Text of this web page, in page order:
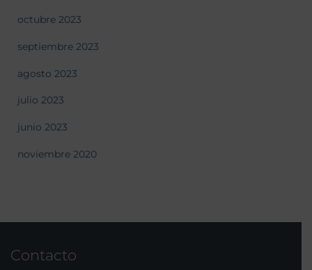
octubre 2023
septiembre 2023
agosto 2023
julio 2023
junio 2023
noviembre 2020
Contacto